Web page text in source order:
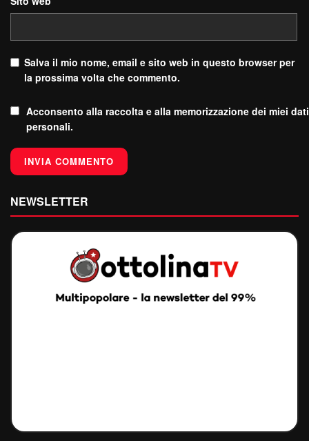
Salva il mio nome, email e sito web in questo browser per
la prossima volta che commento.
Acconsento alla raccolta e alla memorizzazione dei miei dati
personali.
NEWSLETTER